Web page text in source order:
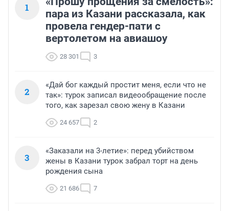
1
пара из Казани рассказала, как
провела гендер-пати с
вертолетом на авиашоу
28 301 3
2
«Дай бог каждый простит меня, если что не
так»: турок записал видеообращение после
того, как зарезал свою жену в Казани
24 657 2
3
«Заказали на 3-летие»: перед убийством
жены в Казани турок забрал торт на день
рождения сына
21 686 7